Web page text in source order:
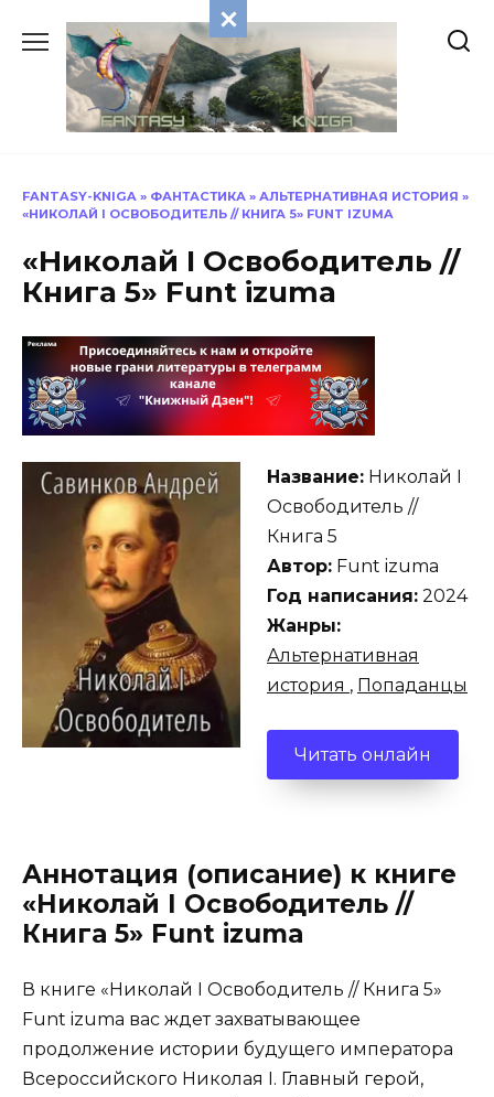
содержанию
FANTASY-KNIGA » ФАНТАСТИКА » АЛЬТЕРНАТИВНАЯ ИСТОРИЯ »
«НИКОЛАЙ I ОСВОБОДИТЕЛЬ // КНИГА 5» FUNT IZUMA
«Николай I Освободитель //
Книга 5» Funt izuma
Название: Николай I
Освободитель //
Книга 5
Автор: Funt izuma
Год написания: 2024
Жанры:
Альтернативная
история , Попаданцы
Читать онлайн
Аннотация (описание) к книге
«Николай I Освободитель //
Книга 5» Funt izuma
В книге «Николай I Освободитель // Книга 5»
Funt izuma вас ждет захватывающее
продолжение истории будущего императора
Всероссийского Николая I. Главный герой,